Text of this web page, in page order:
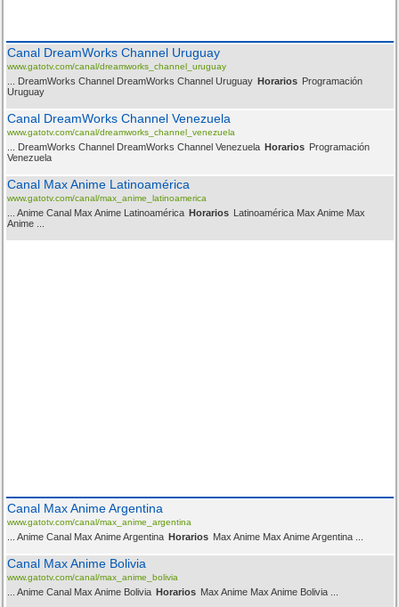
Canal DreamWorks Channel Uruguay
www.gatotv.com/canal/dreamworks_channel_uruguay
... DreamWorks Channel DreamWorks Channel Uruguay Horarios Programación
Uruguay
Canal DreamWorks Channel Venezuela
www.gatotv.com/canal/dreamworks_channel_venezuela
... DreamWorks Channel DreamWorks Channel Venezuela Horarios Programación
Venezuela
Canal Max Anime Latinoamérica
www.gatotv.com/canal/max_anime_latinoamerica
... Anime Canal Max Anime Latinoamérica Horarios Latinoamérica Max Anime Max
Anime ...
Canal Max Anime Argentina
www.gatotv.com/canal/max_anime_argentina
... Anime Canal Max Anime Argentina Horarios Max Anime Max Anime Argentina ...
Canal Max Anime Bolivia
www.gatotv.com/canal/max_anime_bolivia
... Anime Canal Max Anime Bolivia Horarios Max Anime Max Anime Bolivia ...